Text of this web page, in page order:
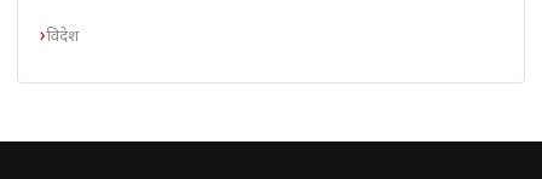
विदेश